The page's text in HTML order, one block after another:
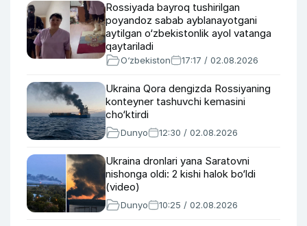
Rossiyada bayroq tushirilgan
poyandoz sabab ayblanayotgani
aytilgan o‘zbekistonlik ayol vatanga
qaytariladi
O‘zbekiston 17:17 / 02.08.2026
Ukraina Qora dengizda Rossiyaning
konteyner tashuvchi kemasini
cho‘ktirdi
Dunyo 12:30 / 02.08.2026
Ukraina dronlari yana Saratovni
nishonga oldi: 2 kishi halok bo‘ldi
(video)
Dunyo 10:25 / 02.08.2026